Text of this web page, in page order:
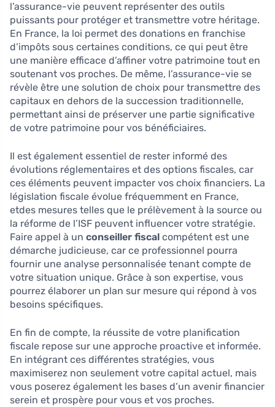
l’assurance-vie peuvent représenter des outils
puissants pour protéger et transmettre votre héritage.
En France, la loi permet des donations en franchise
d’impôts sous certaines conditions, ce qui peut être
une manière efficace d’affiner votre patrimoine tout en
soutenant vos proches. De même, l’assurance-vie se
révèle être une solution de choix pour transmettre des
capitaux en dehors de la succession traditionnelle,
permettant ainsi de préserver une partie significative
de votre patrimoine pour vos bénéficiaires.
Il est également essentiel de rester informé des
évolutions réglementaires et des options fiscales, car
ces éléments peuvent impacter vos choix financiers. La
législation fiscale évolue fréquemment en France,
etdes mesures telles que le prélèvement à la source ou
la réforme de l’ISF peuvent influencer votre stratégie.
Faire appel à un conseiller fiscal compétent est une
démarche judicieuse, car ce professionnel pourra
fournir une analyse personnalisée tenant compte de
votre situation unique. Grâce à son expertise, vous
pourrez élaborer un plan sur mesure qui répond à vos
besoins spécifiques.
En fin de compte, la réussite de votre planification
fiscale repose sur une approche proactive et informée.
En intégrant ces différentes stratégies, vous
maximiserez non seulement votre capital actuel, mais
vous poserez également les bases d’un avenir financier
serein et prospère pour vous et vos proches.